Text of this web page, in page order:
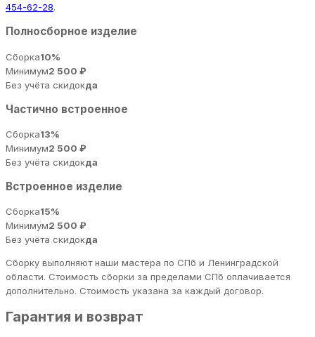
454-62-28.
Полносборное изделие
Сборка10%
Минимум2 500 ₽
Без учёта скидокда
Частично встроенное
Сборка13%
Минимум2 500 ₽
Без учёта скидокда
Встроенное изделие
Сборка15%
Минимум2 500 ₽
Без учёта скидокда
Сборку выполняют наши мастера по СПб и Ленинградской
области. Стоимость сборки за пределами СПб оплачивается
дополнительно. Стоимость указана за каждый договор.
Гарантия и возврат